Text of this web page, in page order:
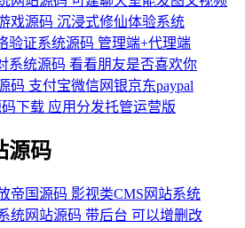
戏源码 沉浸式修仙体验系统
验证系统源码 管理端+代理端
系统源码 看看朋友是否喜欢你
码 支付宝微信网银京东paypal
下载 应用分发托管运营版
源码
帝国源码 影视类CMS网站系统
统网站源码 带后台 可以增删改